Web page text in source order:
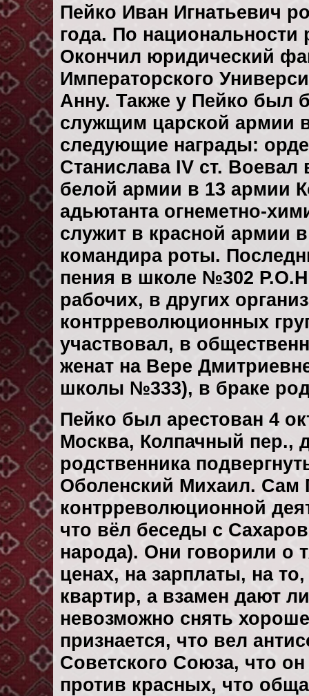
Пейко Иван Игнатьевич
года. По национальности
Окончил юридический
Императорского
Анну. Также у Пейко был
служщим царской армии
следующие награды:
Станислава IV ст. Воевал
белой армии в 13 армии
адьютанта огнеметно-
служит в красной армии
командира роты.
пения в школе №302
рабочих, в других
контрреволюционных
участвовал, в
женат на Вере
школы №333), в браке
Пейко был арестован 4
Москва, Колпачный пер.,
родственника
Оболенский Михаил. Сам
контрреволюционной
что вёл беседы с
народа). Они говорили о
ценах, на зарплаты, на
квартир, а взамен дают
невозможно снять
признается, что вел
Советского Союза, что
против красных, что